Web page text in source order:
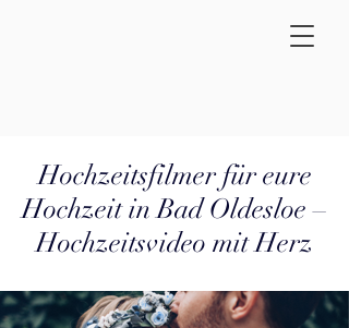
Hochzeitsfilmer für eure
Hochzeit in Bad Oldesloe –
Hochzeitsvideo mit Herz